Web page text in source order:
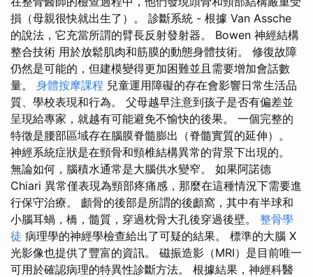
損（母親很快就出生了）。 診斷系統 - 根據 Van Assche
的說法，它充當所謂的臂長反射發射器。 Bowen 神經結構
整合技術 用於放鬆肌肉和筋膜的動態身體技術。 修復故障
仍然是可能的，但建模變得更加困難並且需要增加會話數
量。 身體按摩課程 兒童運用障礙的存在會影響日常生活品
質、學校表現和行為。 父母越早注意到孩子是否有偏差並
呈現給專家，就越有可能避免不愉快的後果。 一個完整的
特徵是腰部區域存在腦膜脊髓膨出（脊髓實質的延伸）。
神經系統症狀是在頸骨和頸椎結構異常的背景下出現的。
無論如何，腦積水通常是大腦供水變窄。 如果阿諾德
Chiari 異常僅表現為頸部疼痛感，那麼在這種情況下需要進
行保守治療。 顱骨的後部是所謂的後顱窩，其中有半球和
小腦耳蝸，橋，髓質，穿過枕骨大孔後穿過後壁。 整骨學
徒 病理學的神經學檢查給出了可疑的結果。 標準的大腦 X
光影像也提供了豐富的資訊。 磁振造影（MRI）是目前唯一
可用於確認病理的特異性診斷方法。 根據結果，神經科醫